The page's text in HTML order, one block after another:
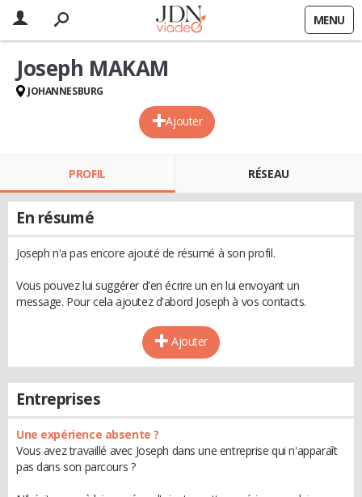
MENU
Ajouter
Joseph MAKAM
JOHANNESBURG
PROFIL RÉSEAU
En résumé
Joseph n'a pas encore ajouté de résumé à son profil.
Vous pouvez lui suggérer d'en écrire un en lui envoyant un
message. Pour cela ajoutez d'abord Joseph à vos contacts.
Ajouter
Entreprises
Une expérience absente ?
Vous avez travaillé avec Joseph dans une entreprise qui n'apparaît
pas dans son parcours ?